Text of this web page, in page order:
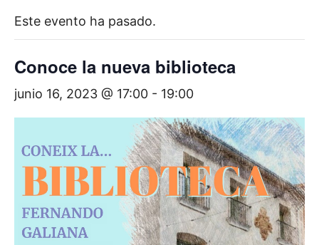
Este evento ha pasado.
Conoce la nueva biblioteca
junio 16, 2023 @ 17:00 - 19:00